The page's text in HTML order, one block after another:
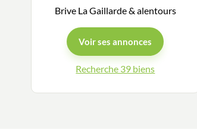
Brive La Gaillarde & alentours
Voir ses annonces
Recherche 39 biens